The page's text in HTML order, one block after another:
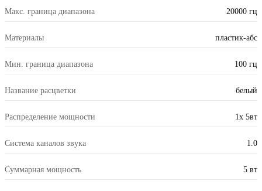
Макс. граница диапазона 20000 гц
Материалы пластик-абс
Мин. граница диапазона 100 гц
Название расцветки белый
Распределение мощности 1x 5вт
Система каналов звука 1.0
Суммарная мощность 5 вт